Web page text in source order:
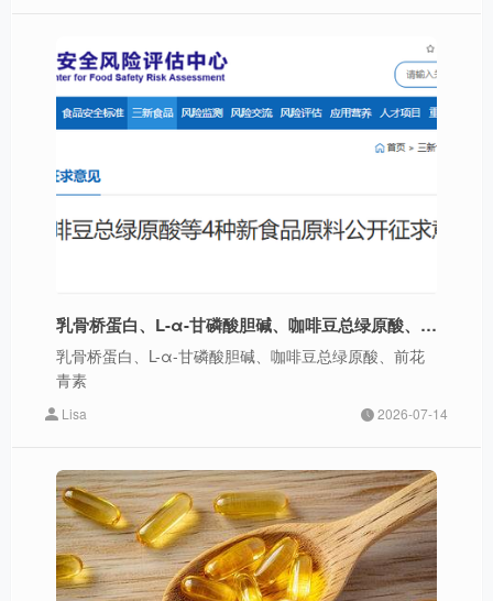
乳骨桥蛋白、L-α-甘磷酸胆碱、咖啡豆总绿原酸、前花青素4种新食品原料公开征求意见
乳骨桥蛋白、L-α-甘磷酸胆碱、咖啡豆总绿原酸、前花
青素
Lisa 2026-07-14